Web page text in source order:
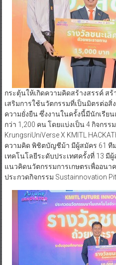
กระตุ้นให้เกิดความคิดสร้างสรรค์ ส
เสริมการใช้นวัตกรรมที่เป็นมิตรต่อสิ่
ความยั่งยืน ซึ่งงานในครั้งนี้มีนักเรีย
กว่า 1,200 คน โดยแบ่งเป็น 4 กิจกรร
KrungsriUniVerse X KMITL
ความคิด พิชิตบัญชีม้า มีผู้สมัคร 61 ที
เทคโนโลยีระดับประเทศครั้งที่ 13 มี
แนวคิดนวัตกรรมการเกษตรเพื่ออนา
ประกวดกิจกรรม Sustainnovation